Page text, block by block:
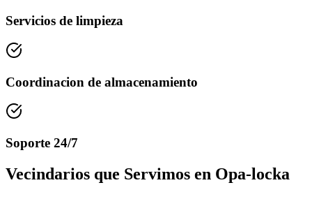
Servicios de limpieza
Coordinacion de almacenamiento
Soporte 24/7
Vecindarios que Servimos en Opa-locka